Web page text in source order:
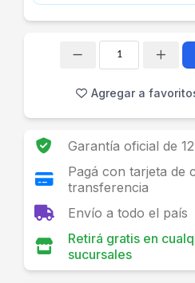
Agregar a
Garantía oficial de
Pagá con tarjeta de
transferencia
Envío a todo el país
Retirá gratis en
sucursales